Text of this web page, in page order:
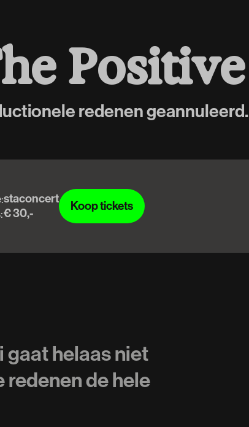
he Positive
redenen geannuleerd.
staconcert
€ 30,-
Koop tickets
Koop tickets
gaat helaas niet
de hele